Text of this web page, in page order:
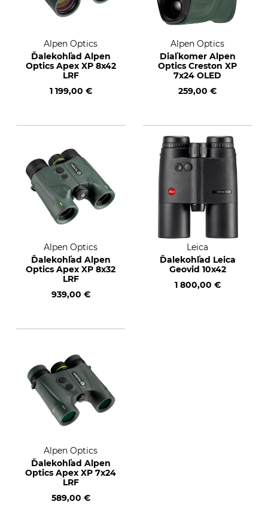
Alpen Optics
Ďalekohľad Alpen
Optics Apex XP 8x42
LRF
1 199,00 €
Alpen Optics
Diaľkomer Alpen
Optics Creston XP
7x24 OLED
259,00 €
Alpen Optics
Ďalekohľad Alpen
Optics Apex XP 8x32
LRF
939,00 €
Leica
Ďalekohľad Leica
Geovid 10x42
1 800,00 €
Alpen Optics
Ďalekohľad Alpen
Optics Apex XP 7x24
LRF
589,00 €